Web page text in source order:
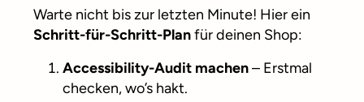
Warte nicht bis zur letzten Minute! Hier ein
Schritt-für-Schritt-Planfür deinen Shop:
Accessibility-Audit machen– Erstmal
checken, wo’s hakt.